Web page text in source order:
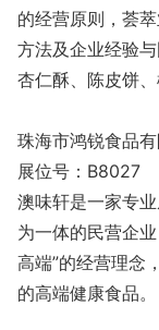
的经营原则，荟
方法及企业经验
杏仁酥、陈皮饼、
珠海市鸿锐食品
展位号：B8027
澳味轩是一家专
为一体的民营企
高端”的经营理念
的高端健康食品。